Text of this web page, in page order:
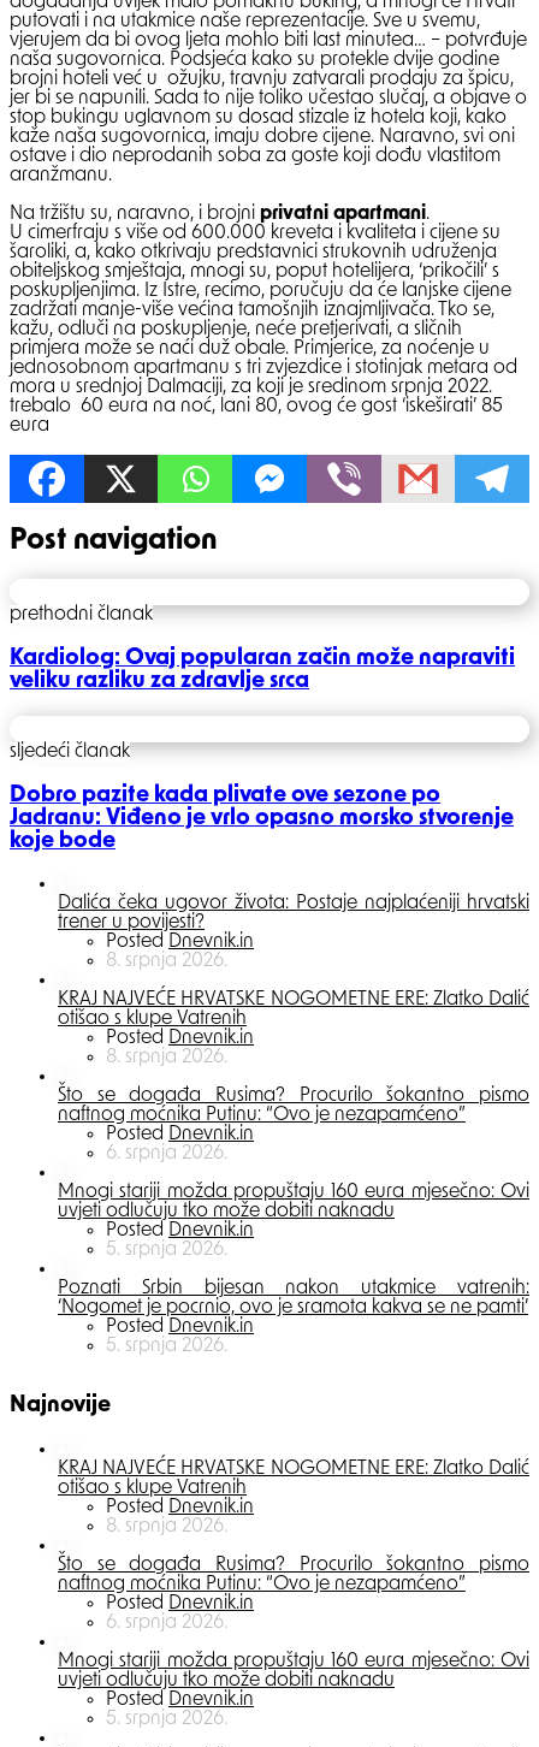
putovati i na utakmice naše reprezentacije. Sve u svemu,
vjerujem da bi ovog ljeta mohlo biti last minutea… – potvrđuje
naša sugovornica. Podsjeća kako su protekle dvije godine
brojni hoteli već u ožujku, travnju zatvarali prodaju za špicu,
jer bi se napunili. Sada to nije toliko učestao slučaj, a objave o
stop bukingu uglavnom su dosad stizale iz hotela koji, kako
kaže naša sugovornica, imaju dobre cijene. Naravno, svi oni
ostave i dio neprodanih soba za goste koji dođu vlastitom
aranžmanu.
Na tržištu su, naravno, i brojni privatni apartmani.
U cimerfraju s više od 600.000 kreveta i kvaliteta i cijene su
šaroliki, a, kako otkrivaju predstavnici strukovnih udruženja
obiteljskog smještaja, mnogi su, poput hotelijera, ‘prikočili’ s
poskupljenjima. Iz Istre, recimo, poručuju da će lanjske cijene
zadržati manje-više većina tamošnjih iznajmljivača. Tko se,
kažu, odluči na poskupljenje, neće pretjerivati, a sličnih
primjera može se naći duž obale. Primjerice, za noćenje u
jednosobnom apartmanu s tri zvjezdice i stotinjak metara od
mora u srednjoj Dalmaciji, za koji je sredinom srpnja 2022.
trebalo 60 eura na noć, lani 80, ovog će gost ‘iskeširati’ 85
eura
Post navigation
prethodni članak
Kardiolog: Ovaj popularan začin može napraviti
veliku razliku za zdravlje srca
sljedeći članak
Dobro pazite kada plivate ove sezone po
Jadranu: Viđeno je vrlo opasno morsko stvorenje
koje bode
Dalića čeka ugovor života: Postaje najplaćeniji hrvatski
trener u povijesti?
Posted Dnevnik.in
8. srpnja 2026.
KRAJ NAJVEĆE HRVATSKE NOGOMETNE ERE: Zlatko Dalić
otišao s klupe Vatrenih
Posted Dnevnik.in
8. srpnja 2026.
Što se događa Rusima? Procurilo šokantno pismo
naftnog moćnika Putinu: “Ovo je nezapamćeno”
Posted Dnevnik.in
6. srpnja 2026.
Mnogi stariji možda propuštaju 160 eura mjesečno: Ovi
uvjeti odlučuju tko može dobiti naknadu
Posted Dnevnik.in
5. srpnja 2026.
Poznati Srbin bijesan nakon utakmice vatrenih:
‘Nogomet je pocrnio, ovo je sramota kakva se ne pamti’
Posted Dnevnik.in
5. srpnja 2026.
Najnovije
KRAJ NAJVEĆE HRVATSKE NOGOMETNE ERE: Zlatko Dalić
otišao s klupe Vatrenih
Posted Dnevnik.in
8. srpnja 2026.
Što se događa Rusima? Procurilo šokantno pismo
naftnog moćnika Putinu: “Ovo je nezapamćeno”
Posted Dnevnik.in
6. srpnja 2026.
Mnogi stariji možda propuštaju 160 eura mjesečno: Ovi
uvjeti odlučuju tko može dobiti naknadu
Posted Dnevnik.in
5. srpnja 2026.